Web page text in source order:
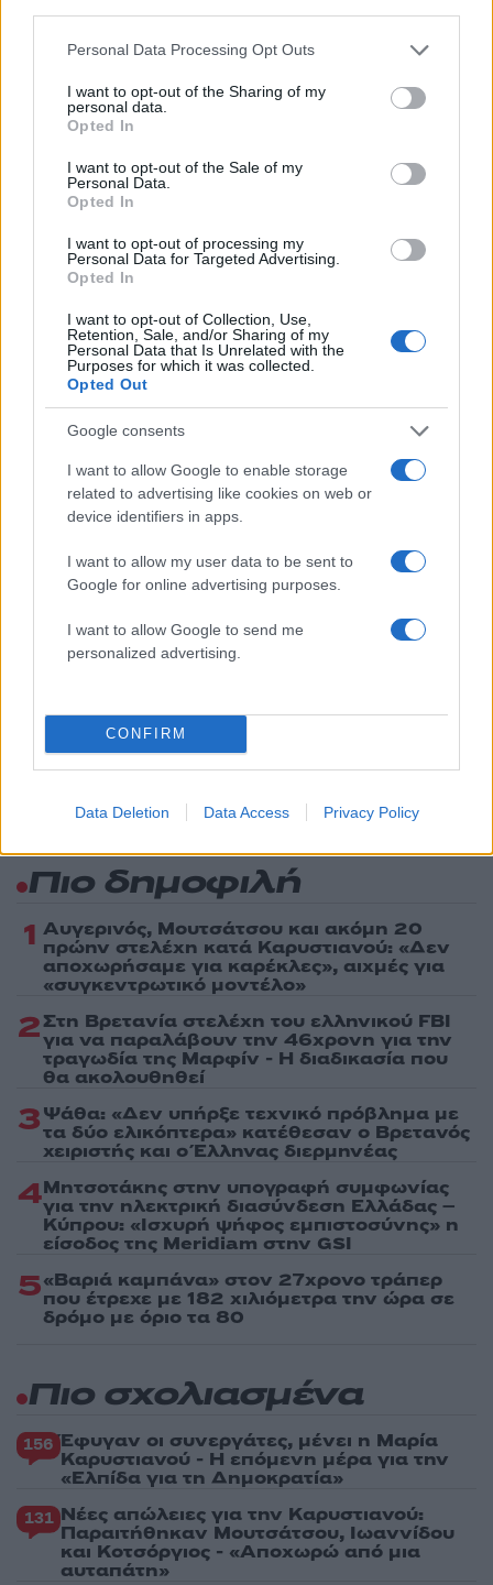
Please note that this website/app uses one or more Google
not limited to your visit or usage behaviour. You may click to
grant or deny consent to Google and its third-party tags to
use your data for below specified purposes in below Google
consent section.
Personal Data Processing Opt Outs
I want to opt-out of the Sharing of my
personal data.
Opted In
I want to opt-out of the Sale of my
Personal Data.
Opted In
I want to opt-out of processing my
Personal Data for Targeted Advertising.
Opted In
I want to opt-out of Collection, Use,
Retention, Sale, and/or Sharing of my
Personal Data that Is Unrelated with the
Purposes for which it was collected.
Opted Out
Google consents
I want to allow Google to enable storage
related to advertising like cookies on web or
device identifiers in apps.
I want to allow my user data to be sent to
Google for online advertising purposes.
I want to allow Google to send me
personalized advertising.
CONFIRM
Data Deletion Data Access Privacy Policy
Σχόλια
Σχολίασε εδώ
Υποβολή σχολίου
Όροι Χρήσης . Το site προστατεύεται από reCAPTCHA, ισχύουν
Πολιτική Απορρήτου
Όροι Χρήσης
ΗΛΙΚΙΩΜΕΝΟΣ
ΝΕΚΡΟΣ
ΝΕΜΕΑ
ΠΗΓΑΔΙ
Share:
ενημερωθείτε πρώτοι για όλη την ειδησεογραφία και τα
τελευταία νέατης ημέρας
Πιο δημοφιλή
1 Αυγερινός, Μουτσάτσου και ακόμη 20
πρώην στελέχη κατά Καρυστιανού: «Δεν
αποχωρήσαμε για καρέκλες», αιχμές για
«συγκεντρωτικό μοντέλο»
2Στη Βρετανία στελέχη του ελληνικού FBI
για να παραλάβουν την 46χρονη για την
τραγωδία της Μαρφίν - Η διαδικασία που
θα ακολουθηθεί
3Ψάθα: «Δεν υπήρξε τεχνικό πρόβλημα με
τα δύο ελικόπτερα» κατέθεσαν ο Βρετανός
χειριστής και ο Έλληνας διερμηνέας
4Μητσοτάκης στην υπογραφή συμφωνίας
για την ηλεκτρική διασύνδεση Ελλάδας –
Κύπρου: «Ισχυρή ψήφος εμπιστοσύνης» η
είσοδος της Meridiam στην GSI
5«Βαριά καμπάνα» στον 27χρονο τράπερ
που έτρεχε με 182 χιλιόμετρα την ώρα σε
δρόμο με όριο τα 80
Πιο σχολιασμένα
156 Έφυγαν οι συνεργάτες, μένει η Μαρία
Καρυστιανού - Η επόμενη μέρα για την
«Ελπίδα για τη Δημοκρατία»
131 Νέες απώλειες για την Καρυστιανού:
Παραιτήθηκαν Μουτσάτσου, Ιωαννίδου
και Κοτσόργιος - «Αποχωρώ από μια
αυταπάτη»